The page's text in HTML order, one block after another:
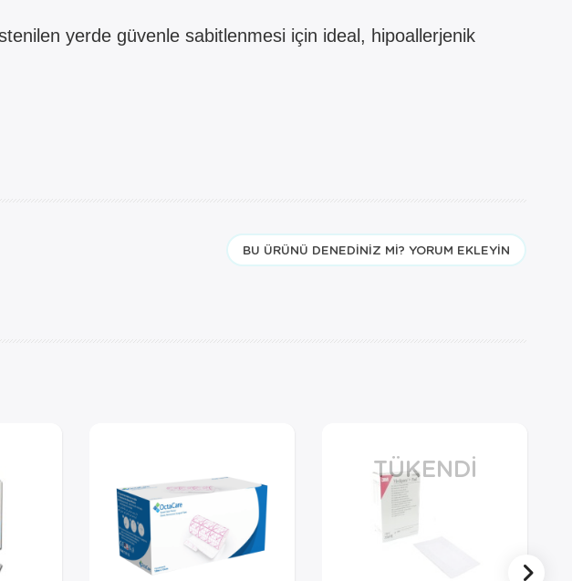
yerde güvenle sabitlenmesi için ideal, hipoallerjenik
BU ÜRÜNÜ DENEDINIZ MI? YORUM EKLEYIN
TÜKENDI